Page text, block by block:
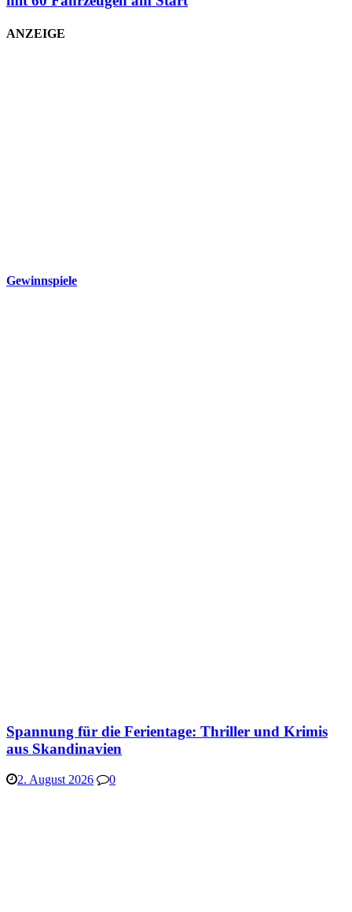
ANZEIGE
Gewinnspiele
Spannung für die Ferientage: Thriller und Krimis
aus Skandinavien
2. August 2026 0